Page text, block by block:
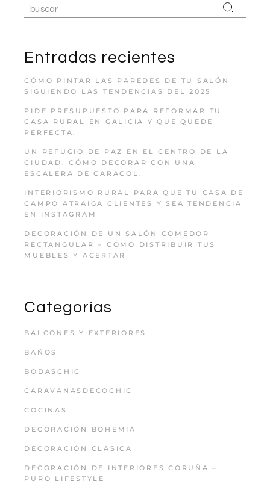
Entradas recientes
CÓMO PINTAR LAS PAREDES DE TU SALÓN
SIGUIENDO LAS TENDENCIAS DEL 2025
PIDE PRESUPUESTO PARA REFORMAR TU
CASA RURAL EN GALICIA Y QUE QUEDE
PERFECTA.
UN REFUGIO DE PAZ EN EL CENTRO DE LA
CIUDAD. CÓMO DECORAR CON UNA
ESCALERA DE CARACOL.
INTERIORISMO RURAL PARA QUE TU CASA DE
CAMPO ATRAIGA CLIENTES Y SEA TENDENCIA
EN INSTAGRAM
DECORACIÓN DE UN SALÓN COMEDOR
RECTANGULAR – CÓMO DISTRIBUIR TUS
MUEBLES Y ACERTAR
Categorías
BALCONES Y EXTERIORES
BAÑOS
BODASCHIC
CARAVANASDECOCHIC
COCINAS
DECORACIÓN BOHEMIA
DECORACIÓN CLÁSICA
DECORACIÓN DE INTERIORES CORUÑA –
PURO LIFESTYLE